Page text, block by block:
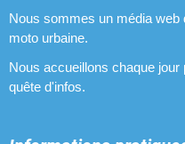
Nous sommes un média web
moto urbaine.
Nous accueillons chaque
quête d'infos.